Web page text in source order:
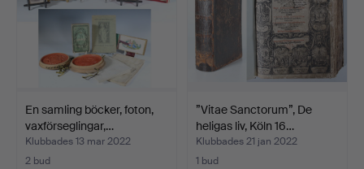
En samling böcker, foton,
vaxförseglingar,…
Klubbades 13 mar 2022
2 bud
”Vitae Sanctorum”, De
heligas liv, Köln 16…
Klubbades 21 jan 2022
1 bud